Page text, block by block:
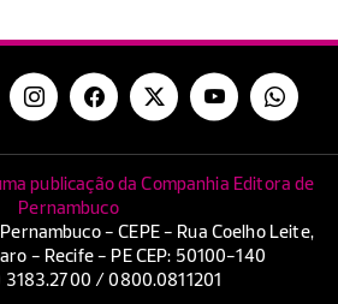
publicação da Companhia Editora de
Pernambuco
- CEPE - Rua Coelho Leite,
- Recife - PE CEP: 50100-140
3183.2700 / 0800.0811201